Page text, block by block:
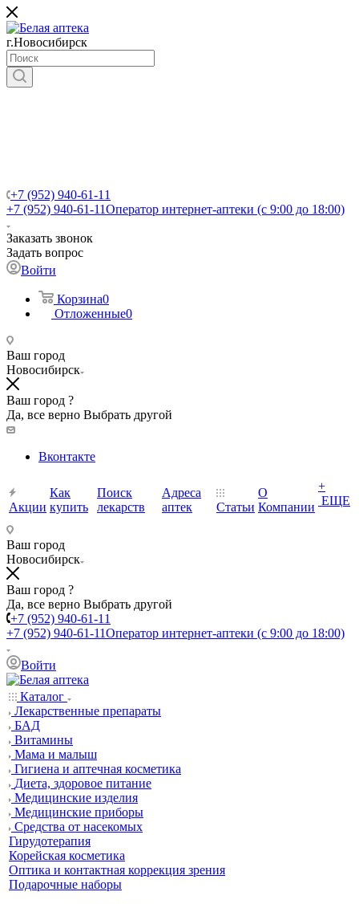
г.Новосибирск
+7 (952) 940-61-11
+7 (952) 940-61-11Оператор интернет-аптеки (с 9:00 до 18:00)
Заказать звонок
Задать вопрос
Войти
Корзина0
Отложенные0
Ваш город
Новосибирск
Ваш город ?
Да, все верно Выбрать другой
Вконтакте
Акции
Как
купить
Поиск
лекарств
Адреса
аптек
Статьи
О
Компании
+
ЕЩЕ
Ваш город
Новосибирск
Ваш город ?
Да, все верно Выбрать другой
+7 (952) 940-61-11
+7 (952) 940-61-11Оператор интернет-аптеки (с 9:00 до 18:00)
Войти
Каталог
Лекарственные препараты
БАД
Витамины
Мама и малыш
Гигиена и аптечная косметика
Диета, здоровое питание
Медицинские изделия
Медицинские приборы
Средства от насекомых
Гирудотерапия
Корейская косметика
Оптика и контактная коррекция зрения
Подарочные наборы